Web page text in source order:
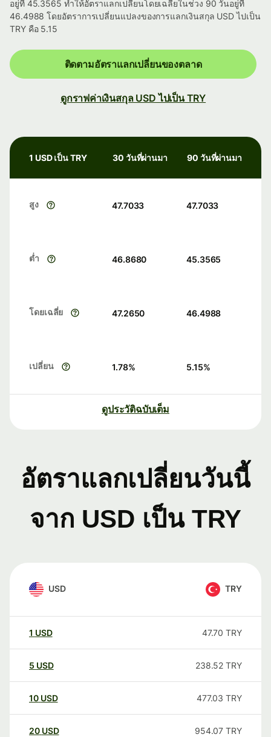
อยู่ที่ 45.3565 ทำให้อัตราแลกเปลี่ยนโดยเฉลี่ยในช่วง 90 วันอยู่ที่
46.4988 โดยอัตราการเปลี่ยนแปลงของการแลกเงินสกุล USD ไปเป็น
TRY คือ 5.15
ติดตามอัตราแลกเปลี่ยนของตลาด
ดูกราฟค่าเงินสกุล USD ไปเป็น TRY
1 USD เป็น TRY 30 วันที่ผ่านมา 90 วันที่ผ่านมา
สูง 47.7033 47.7033
ต่ำ 46.8680 45.3565
โดยเฉลี่ย 47.2650 46.4988
เปลี่ยน 1.78% 5.15%
ดูประวัติฉบับเต็ม
อัตราแลกเปลี่ยนวันนี้
จาก USD เป็น TRY
USD TRY
1 USD 47.70 TRY
5 USD 238.52 TRY
10 USD 477.03 TRY
20 USD 954.07 TRY